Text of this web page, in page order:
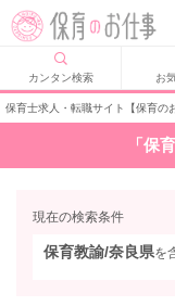
カンタン検索
お
保育士求人・転職サイト【保育の
「保
現在の検索条件
保育教諭/奈良県を